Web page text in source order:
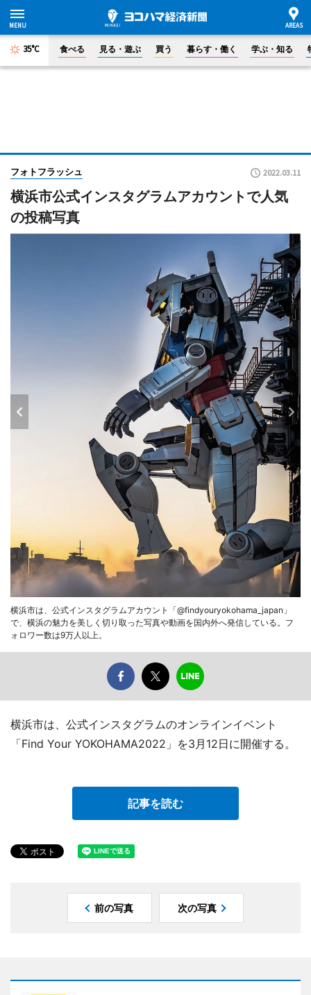
35°C 食べる 見る・遊ぶ 買う 暮らす・働く 学ぶ・知る
フォトフラッシュ 2022.03.11
横浜市公式インスタグラムアカウントで人気
の投稿写真
横浜市は、公式インスタグラムアカウント「@findyouryokohama_japan」
で、横浜の魅力を美しく切り取った写真や動画を国内外へ発信している。フ
ォロワー数は9万人以上。
横浜市は、公式インスタグラムのオンラインイベント
「Find Your YOKOHAMA2022」を3月12日に開催する。
記事を読む
前の写真 次の写真